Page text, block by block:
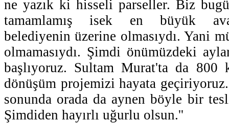
ne yazık ki hisseli parseller. Biz
tamamlamış isek en büyük
belediyenin üzerine olmasıydı. Yani
olmamasıydı. Şimdi önümüzdeki
başlıyoruz. Sultam Murat'ta da 800
dönüşüm projemizi hayata
sonunda orada da aynen böyle bir
Şimdiden hayırlı uğurlu olsun.''